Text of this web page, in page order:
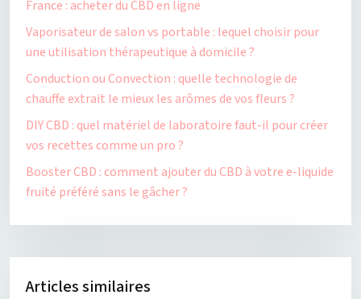
France : acheter du CBD en ligne
Vaporisateur de salon vs portable : lequel choisir pour
une utilisation thérapeutique à domicile ?
Conduction ou Convection : quelle technologie de
chauffe extrait le mieux les arômes de vos fleurs ?
DIY CBD : quel matériel de laboratoire faut-il pour créer
vos recettes comme un pro ?
Booster CBD : comment ajouter du CBD à votre e-liquide
fruité préféré sans le gâcher ?
Articles similaires